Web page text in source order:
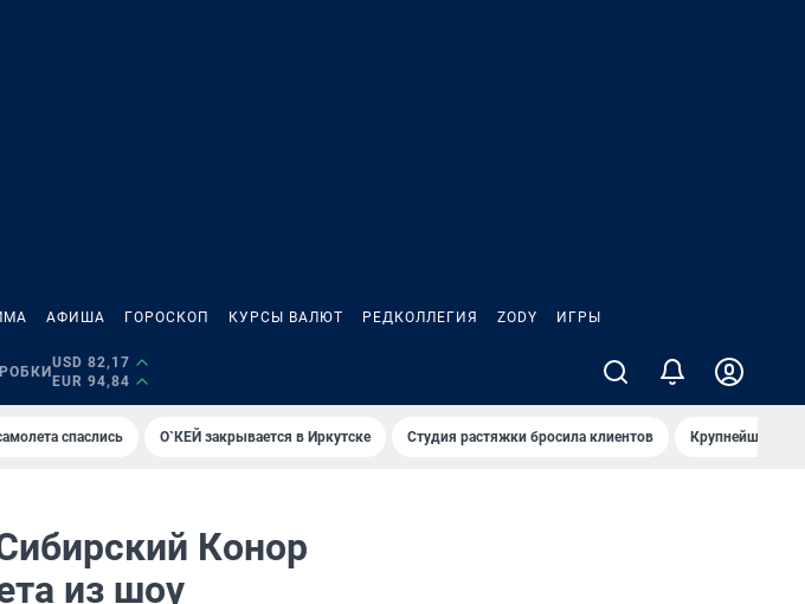
АФИША ГОРОСКОП КУРСЫ ВАЛЮТ РЕДКОЛЛЕГИЯ ZODY ИГРЫ
USD 82,17
EUR 94,84
спаслись О`КЕЙ закрывается в Иркутске Студия растяжки бросила клиентов Крупнейшие
Конор
из шоу